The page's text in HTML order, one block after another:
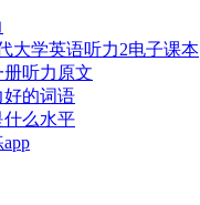
大学英语听力2电子课本
听力原文
好的词语
什么水平